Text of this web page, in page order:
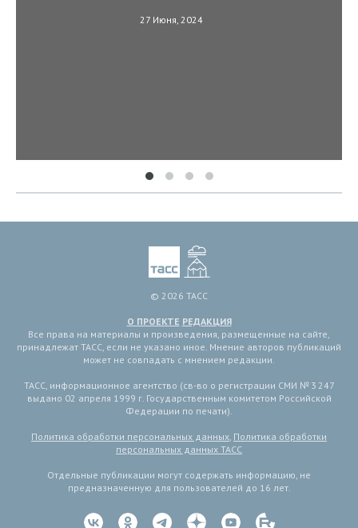
27 Июня, 2024
© 2026 ТАСС
О ПРОЕКТЕ РЕДАКЦИЯ
Все права на материалы и произведения, размещенные на сайте,
принадлежат ТАСС, если не указано иное. Мнение авторов публикаций
может не совпадать с мнением редакции.
ТАСС, информационное агентство (св-во о регистрации СМИ № 3 247
выдано 02 апреля 1999 г. Государственным комитетом Российской
Федерации по печати).
Политика обработки персональных данных, Политика обработки
персональных данных ТАСС
Отдельные публикации могут содержать информацию, не
предназначенную для пользователей до 16 лет.